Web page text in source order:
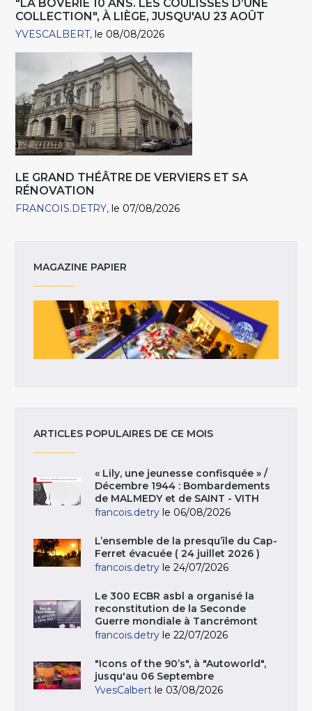
"LA BOVERIE 10 ANS. LES COULISSES D’UNE
COLLECTION", À LIÈGE, JUSQU'AU 23 AOÛT
YVESCALBERT le 08/08/2026
LE GRAND THÉÂTRE DE VERVIERS ET SA
RÉNOVATION
FRANCOIS.DETRY le 07/08/2026
MAGAZINE PAPIER
ARTICLES POPULAIRES DE CE MOIS
« Lily, une jeunesse confisquée » /
Décembre 1944 : Bombardements
de MALMEDY et de SAINT - VITH
francois.detry le 06/08/2026
L’ensemble de la presqu’île du Cap-
Ferret évacuée ( 24 juillet 2026 )
francois.detry le 24/07/2026
Le 300 ECBR asbl a organisé la
reconstitution de la Seconde
Guerre mondiale à Tancrémont
francois.detry le 22/07/2026
"Icons of the 90’s", à "Autoworld",
jusqu'au 06 Septembre
YvesCalbert le 03/08/2026